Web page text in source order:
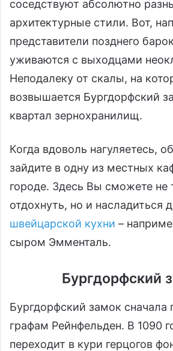
соседствуют абсолютно
архитектурные стили. Вот,
представители позднего
уживаются с выходцами
Неподалеку от скалы, на
возвышается Бургдорфский
квартал зернохранилищ.
Когда вдоволь нагуляетесь,
зайдите в одну из местных
городе. Здесь Вы сможете не
отдохнуть, но и насладиться
швейцарской кухни –
сыром Эмменталь.
Бургдорфский
Бургдорфский замок сначала
графам Рейнфельден. В 1090
переходит в кури герцогов